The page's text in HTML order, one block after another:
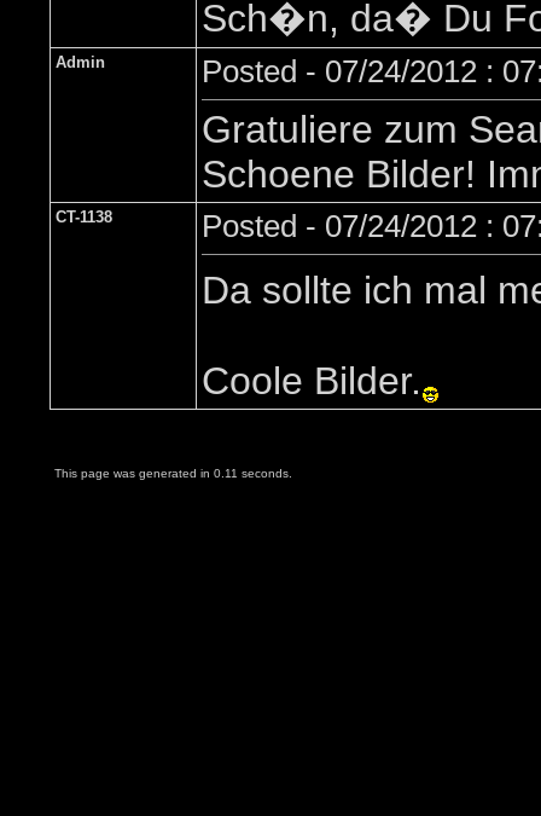
Sch�n, da� Du
Admin Posted - 07/24/2012 :
Gratuliere zum
Schoene Bilder!
CT-1138 Posted - 07/24/2012 :
Da sollte ich mal
Coole Bilder.
This page was generated in 0.11 seconds.